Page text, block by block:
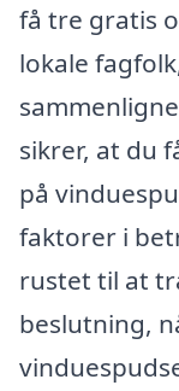
få tre gratis
lokale
sikrer, at du
på
faktorer i
rustet til at
beslutning,